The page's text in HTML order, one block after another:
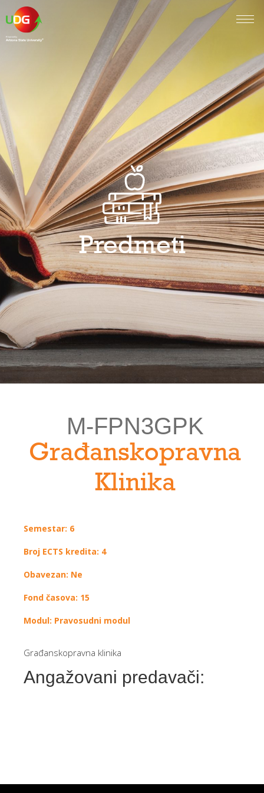
Predmeti
M-FPN3GPK
Građanskopravna
Klinika
Semestar: 6
Broj ECTS kredita: 4
Obavezan: Ne
Fond časova: 15
Modul: Pravosudni modul
Građanskopravna klinika
Angažovani predavači: